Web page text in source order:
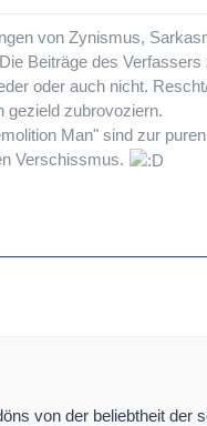
von Zynismus,
Beiträge des
oder auch nicht.
gezield zubrovoziern.
Man" sind zur
Verschissmus.
von der beliebtheit der